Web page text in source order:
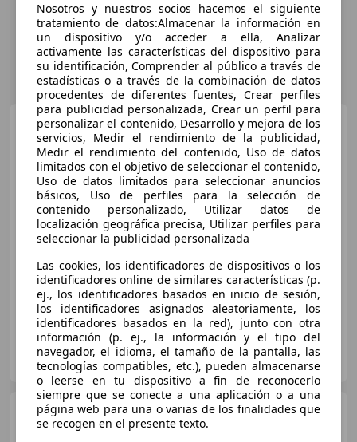
Toyota Auris hybrid 140H
Active
€ 13.618
Buenprecio
100 kW (136 CV)
AUTOHERO CENTER MADRID
ES-28050 MADRID
Toyota Auris120T Active
(Business Plus)
Nosotros y nuestros socios hacemos el siguiente
tratamiento de datos:Almacenar la información en
un dispositivo y/o acceder a ella, Analizar
activamente las características del dispositivo para
su identificación, Comprender al público a través de
estadísticas o a través de la combinación de datos
procedentes de diferentes fuentes, Crear perfiles
para publicidad personalizada, Crear un perfil para
personalizar el contenido, Desarrollo y mejora de los
servicios, Medir el rendimiento de la publicidad,
Medir el rendimiento del contenido, Uso de datos
limitados con el objetivo de seleccionar el contenido,
Uso de datos limitados para seleccionar anuncios
básicos, Uso de perfiles para la selección de
contenido personalizado, Utilizar datos de
localización geográfica precisa, Utilizar perfiles para
seleccionar la publicidad personalizada
Las cookies, los identificadores de dispositivos o los
identificadores online de similares características (p.
ej., los identificadores basados en inicio de sesión,
los identificadores asignados aleatoriamente, los
identificadores basados en la red), junto con otra
información (p. ej., la información y el tipo del
navegador, el idioma, el tamaño de la pantalla, las
tecnologías compatibles, etc.), pueden almacenarse
o leerse en tu dispositivo a fin de reconocerlo
siempre que se conecte a una aplicación o a una
página web para una o varias de los finalidades que
se recogen en el presente texto.